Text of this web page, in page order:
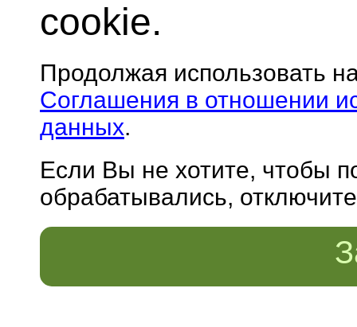
cookie.
Продолжая использовать
Соглашения в отношении
данных.
Если Вы не хотите, чтобы
обрабатывались,